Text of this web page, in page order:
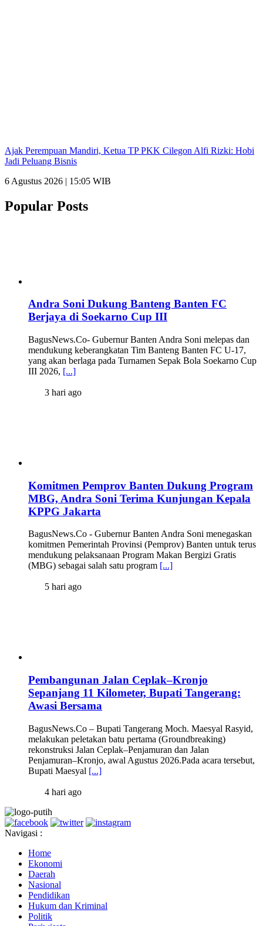
Ajak Perempuan Mandiri, Ketua TP PKK Cilegon Alfi Rizki: Hobi
Jadi Peluang Bisnis
6 Agustus 2026 | 15:05 WIB
Popular Posts
Andra Soni Dukung Banteng Banten FC
Berjaya di Soekarno Cup III
BagusNews.Co- Gubernur Banten Andra Soni melepas dan
mendukung keberangkatan Tim Banteng Banten FC U-17,
yang akan berlaga pada Turnamen Sepak Bola Soekarno Cup
III 2026, [...]
3 hari ago
Komitmen Pemprov Banten Dukung Program
MBG, Andra Soni Terima Kunjungan Kepala
KPPG Jakarta
BagusNews.Co - Gubernur Banten Andra Soni menegaskan
komitmen Pemerintah Provinsi (Pemprov) Banten untuk terus
mendukung pelaksanaan Program Makan Bergizi Gratis
(MBG) sebagai salah satu program [...]
5 hari ago
Pembangunan Jalan Ceplak–Kronjo
Sepanjang 11 Kilometer, Bupati Tangerang:
Awasi Bersama
BagusNews.Co – Bupati Tangerang Moch. Maesyal Rasyid,
melakukan peletakan batu pertama (Groundbreaking)
rekonstruksi Jalan Ceplak–Penjamuran dan Jalan
Penjamuran–Kronjo, awal Agustus 2026.Pada acara tersebut,
Bupati Maesyal [...]
4 hari ago
Navigasi :
Home
Ekonomi
Daerah
Nasional
Pendidikan
Hukum dan Kriminal
Politik